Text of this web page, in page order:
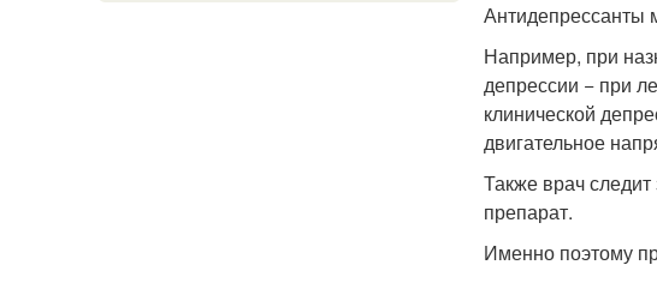
Антидепрессанты
Например, при
депрессии − при
клинической
двигательное
Также врач
препарат.
Именно поэтому